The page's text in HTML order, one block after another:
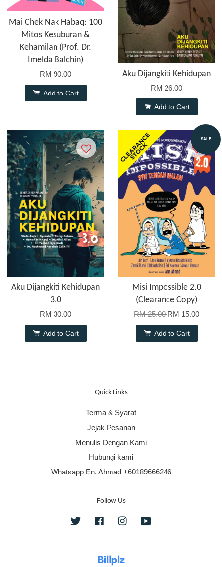
Mai Chek Nak Habaq: 100
Mitos Kesuburan &
Kehamilan (Prof. Dr.
Imelda Balchin)
RM 90.00
Add to Cart
Aku Dijangkiti Kehidupan
RM 26.00
Add to Cart
Aku Dijangkiti Kehidupan
3.0
RM 30.00
Add to Cart
SALE
Misi Impossible 2.0
(Clearance Copy)
RM 25.00RM 15.00
Add to Cart
Quick Links
Terma & Syarat
Jejak Pesanan
Menulis Dengan Kami
Hubungi kami
Whatsapp En. Ahmad +60189666246
Follow Us
Twitter FacebookInstagram